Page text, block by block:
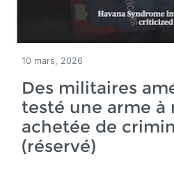
10 mars, 2026
Des militaires
testé une arme à
achetée de
(réservé)